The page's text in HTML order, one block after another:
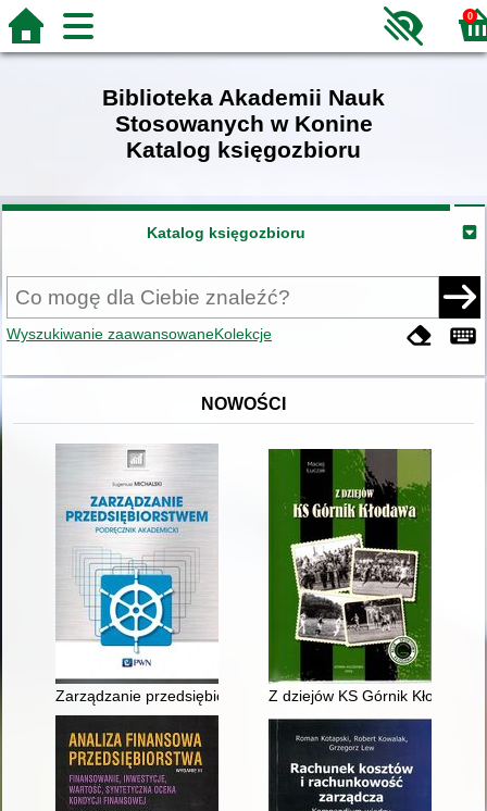
0
Biblioteka Akademii Nauk
Stosowanych w Konine
Katalog księgozbioru
Katalog księgozbioru
Wyszukiwanie zaawansowaneKolekcje
NOWOŚCI
Zarządzanie przedsiębiorstwem : podręcznik akademicki
Z dziejów KS Górnik Kłodawa